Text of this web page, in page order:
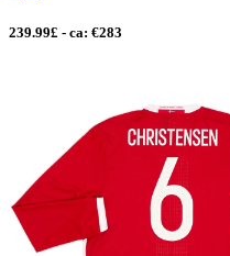
239.99£ - ca: €283